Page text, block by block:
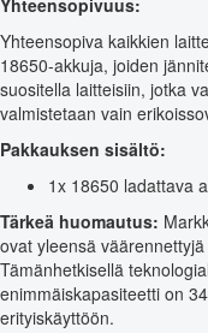
Yhteensopiva kaikkien
18650-akkuja, joiden
suositella laitteisiin, jotka
valmistetaan vain
Pakkauksen sisältö:
1x 18650 ladattava
Tärkeä huomautus:
ovat yleensä
Tämänhetkisellä
enimmäiskapasiteetti on
erityiskäyttöön.